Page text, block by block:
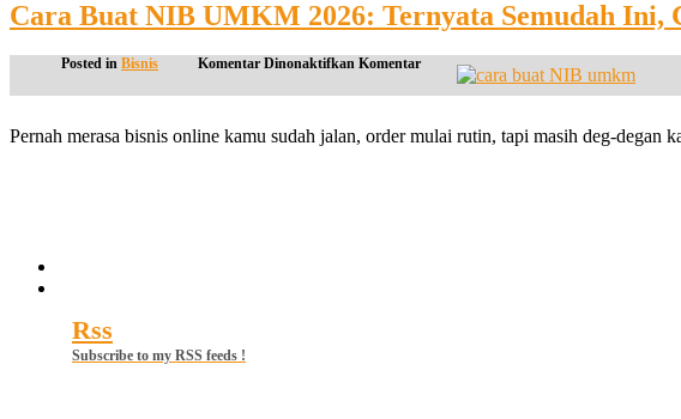
Cara Buat NIB UMKM 2026: Ternyata Semudah Ini,
Posted in Bisnis Komentar Dinonaktifkan pada
Buat
UMKM
Komentar
Pernah merasa bisnis online kamu sudah jalan, order mulai rutin, tapi masih deg-
Rss
Subscribe to my RSS feeds !